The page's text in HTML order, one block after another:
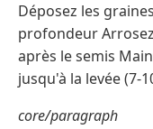
Déposez les
profondeur
après le semis
jusqu'à la levée (7-
core/paragraph